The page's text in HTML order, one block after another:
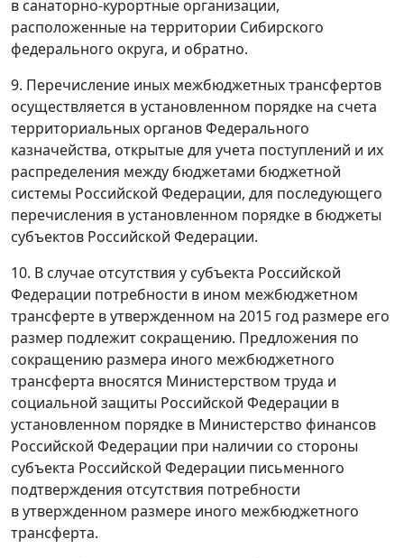
в санаторно-курортные организации,
расположенные на территории Сибирского
федерального округа, и обратно.
9. Перечисление иных межбюджетных трансфертов
осуществляется в установленном порядке на счета
территориальных органов Федерального
казначейства, открытые для учета поступлений и их
распределения между бюджетами бюджетной
системы Российской Федерации, для последующего
перечисления в установленном порядке в бюджеты
субъектов Российской Федерации.
10. В случае отсутствия у субъекта Российской
Федерации потребности в ином межбюджетном
трансферте в утвержденном на 2015 год размере его
размер подлежит сокращению. Предложения по
сокращению размера иного межбюджетного
трансферта вносятся Министерством труда и
социальной защиты Российской Федерации в
установленном порядке в Министерство финансов
Российской Федерации при наличии со стороны
субъекта Российской Федерации письменного
подтверждения отсутствия потребности
в утвержденном размере иного межбюджетного
трансферта.